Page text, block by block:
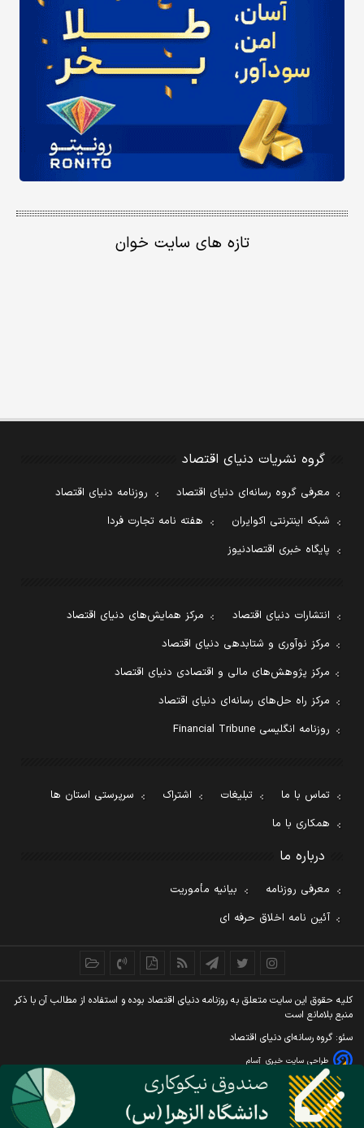
تازه های سایت خوان
گروه نشریات دنیای اقتصاد
معرفی گروه رسانه‌ای دنیای اقتصاد
روزنامه دنیای اقتصاد
شبکه اینترنتی اکوایران
هفته نامه تجارت فردا
پایگاه خبری اقتصادنیوز
انتشارات دنیای اقتصاد
مرکز همایش‌های دنیای اقتصاد
مرکز نوآوری و شتابدهی دنیای اقتصاد
مرکز پژوهش‌های مالی و اقتصادی دنیای اقتصاد
مرکز راه حل‌های رسانه‌ای دنیای اقتصاد
روزنامه انگلیسی Financial Tribune
تماس با ما تبلیغات اشتراک
سرپرستی استان ها
همکاری با ما
درباره ما
معرفی روزنامه
بیانیه مأموریت
آئین نامه اخلاق حرفه ای
کليه حقوق اين سايت متعلق به روزنامه دنيای اقتصاد بوده و استفاده از مطالب آن با ذکر
منبع بلامانع است
سئو: گروه رسانه‌ای دنیای اقتصاد
طراحی سایت خبری آسام